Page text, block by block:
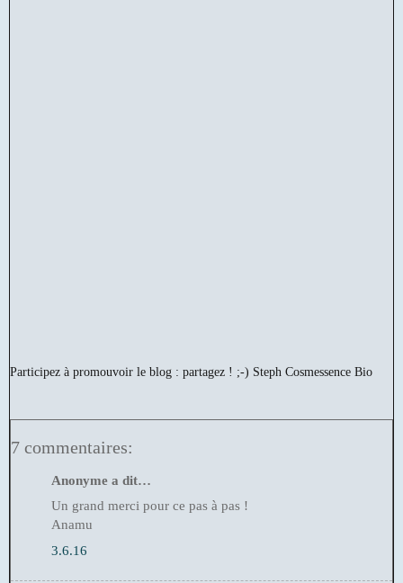
Participez à promouvoir le blog : partagez ! ;-) Steph Cosmessence Bio
7 commentaires:
Anonyme a dit…
Un grand merci pour ce pas à pas !
Anamu
3.6.16